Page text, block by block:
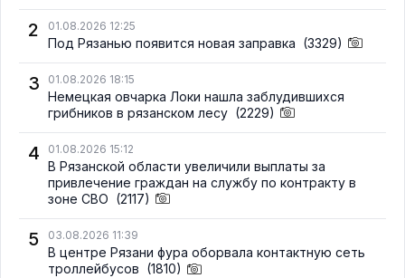
2 01.08.2026 12:25
Под Рязанью появится новая заправка (3329)
3 01.08.2026 18:15
Немецкая овчарка Локи нашла заблудившихся
грибников в рязанском лесу (2229)
4 01.08.2026 15:12
В Рязанской области увеличили выплаты за
привлечение граждан на службу по контракту в
зоне СВО (2117)
5 03.08.2026 11:39
В центре Рязани фура оборвала контактную сеть
троллейбусов (1810)